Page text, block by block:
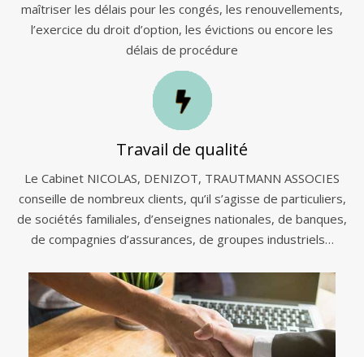
maîtriser les délais pour les congés, les renouvellements,
l’exercice du droit d’option, les évictions ou encore les
délais de procédure
Travail de qualité
Le Cabinet NICOLAS, DENIZOT, TRAUTMANN ASSOCIES
conseille de nombreux clients, qu’il s’agisse de particuliers,
de sociétés familiales, d’enseignes nationales, de banques,
de compagnies d’assurances, de groupes industriels…